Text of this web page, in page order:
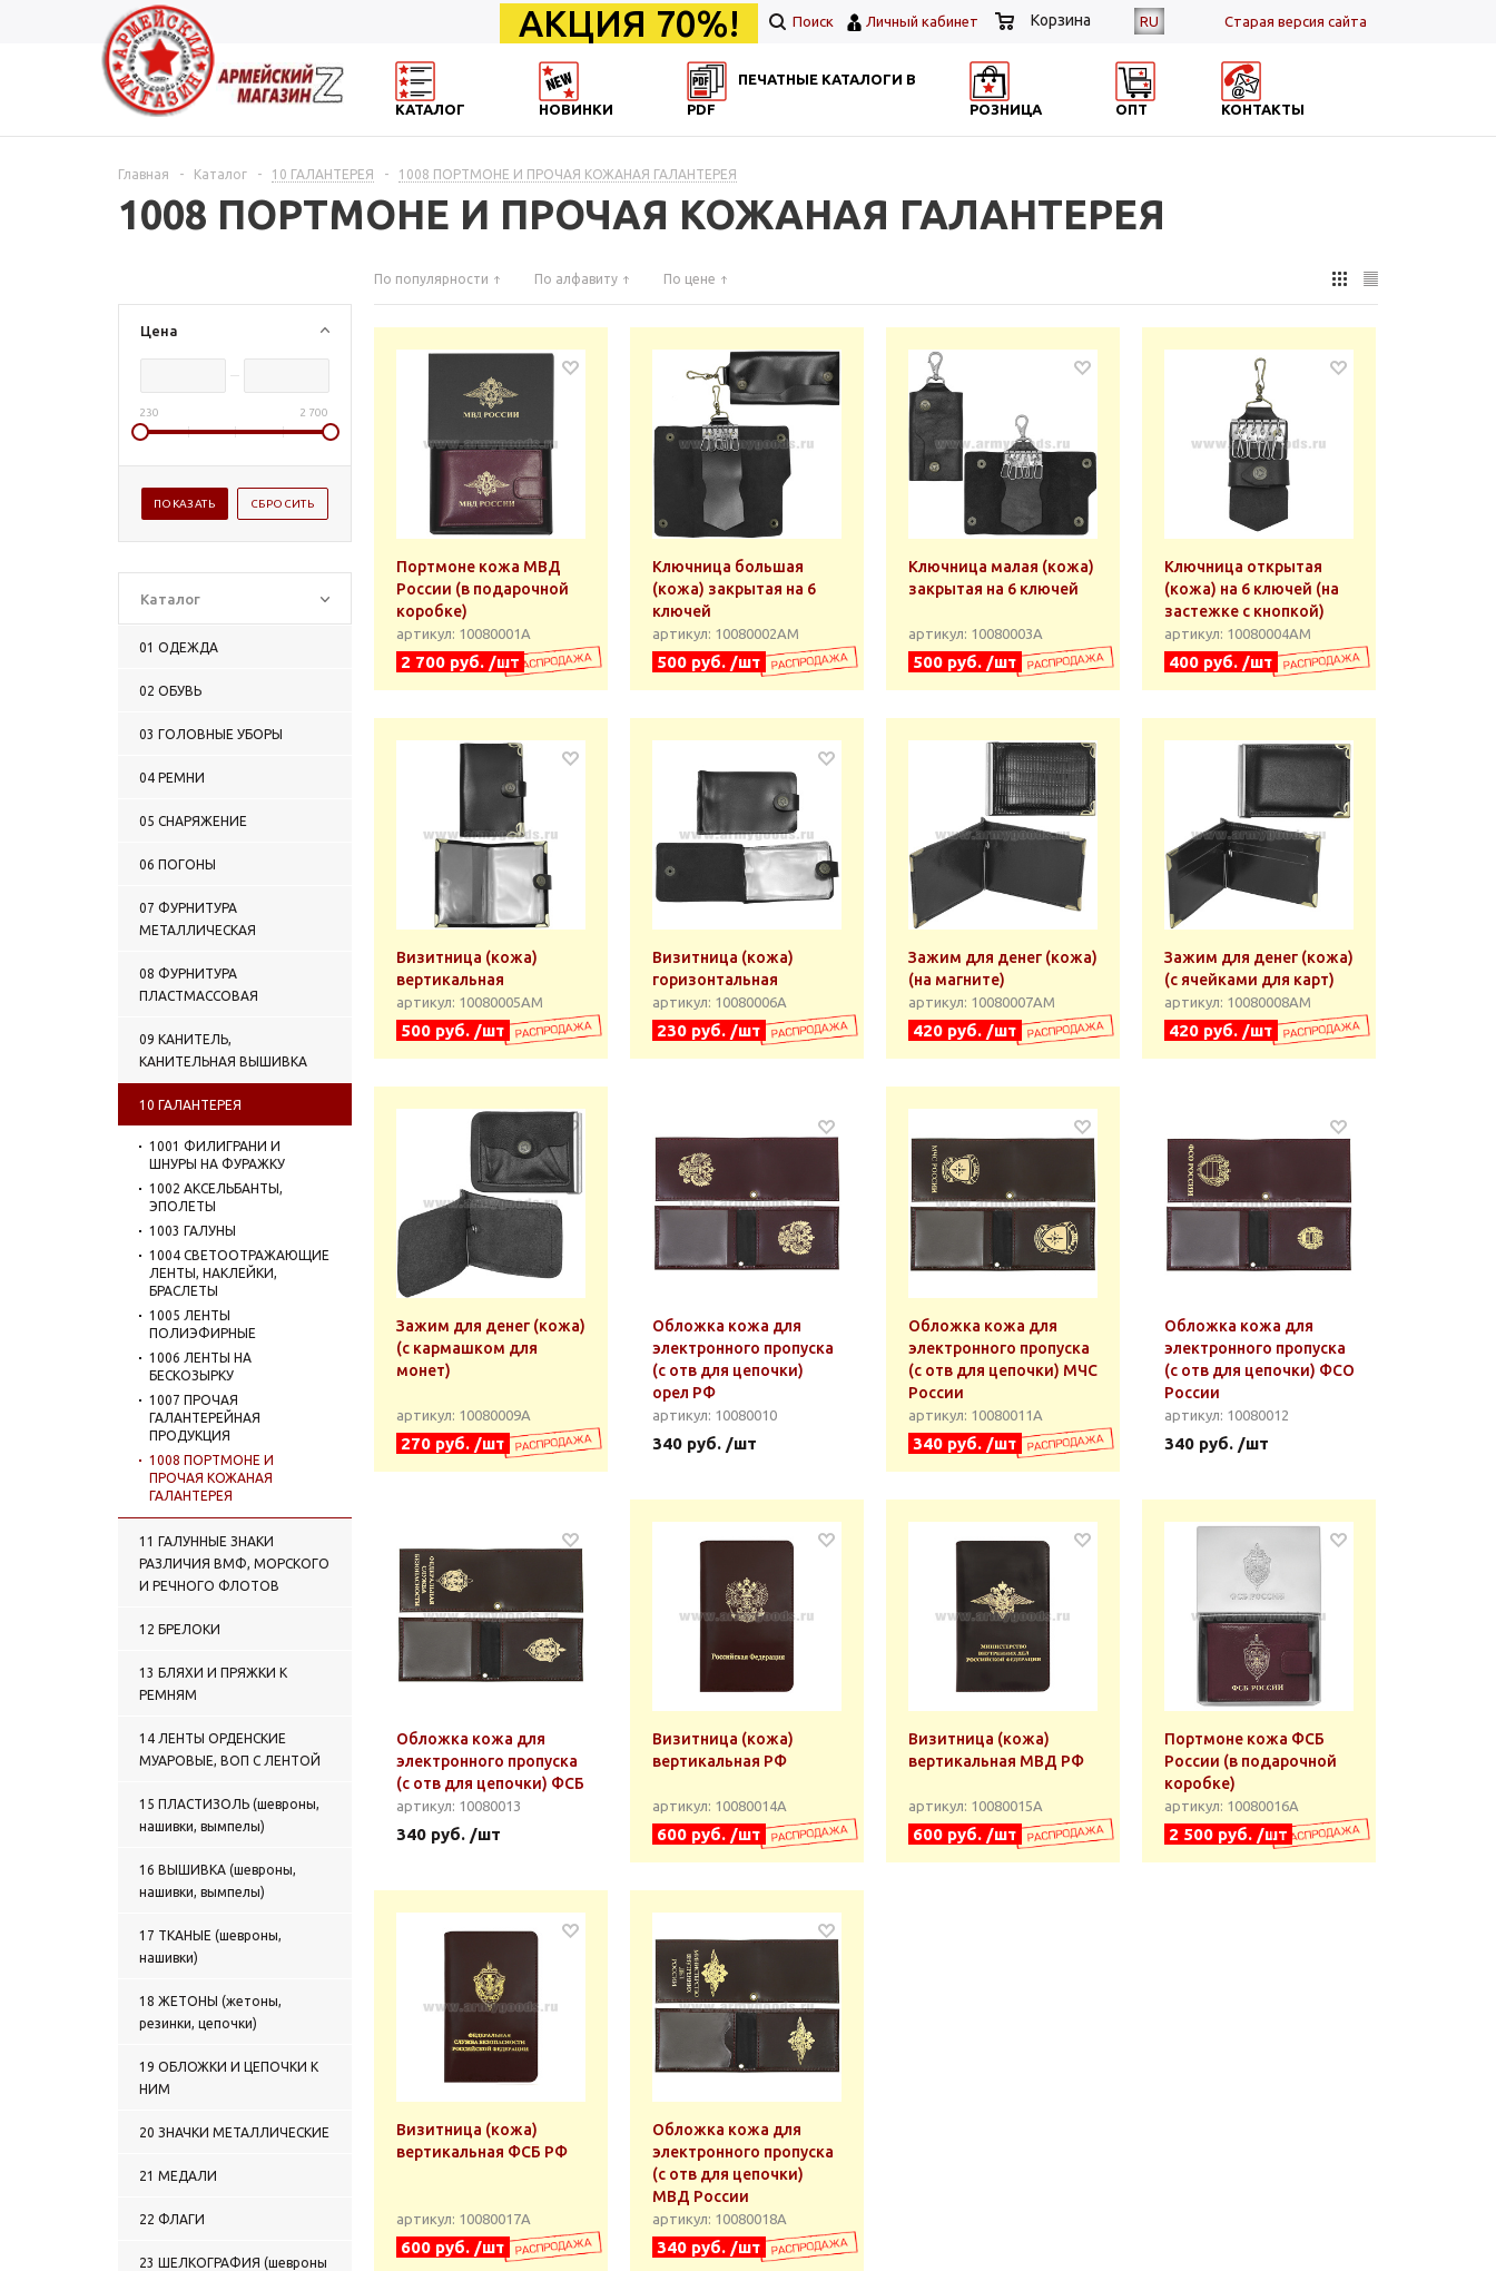
RU Cтарая версия сайта
АКЦИЯ 70%! Поиск Личный кабинет Корзина
КАТАЛОГ НОВИНКИ
ПЕЧАТНЫЕ КАТАЛОГИ В
PDF
РОЗНИЦА ОПТ КОНТАКТЫ
Главная - Каталог - 10 ГАЛАНТЕРЕЯ - 1008 ПОРТМОНЕ И ПРОЧАЯ КОЖАНАЯ ГАЛАНТЕРЕЯ
1008 ПОРТМОНЕ И ПРОЧАЯ КОЖАНАЯ ГАЛАНТЕРЕЯ
Цена
230 2 700
Каталог
01 ОДЕЖДА
02 ОБУВЬ
03 ГОЛОВНЫЕ УБОРЫ
04 РЕМНИ
05 СНАРЯЖЕНИЕ
06 ПОГОНЫ
07 ФУРНИТУРА
МЕТАЛЛИЧЕСКАЯ
08 ФУРНИТУРА
ПЛАСТМАССОВАЯ
09 КАНИТЕЛЬ,
КАНИТЕЛЬНАЯ ВЫШИВКА
10 ГАЛАНТЕРЕЯ
1001 ФИЛИГРАНИ И
ШНУРЫ НА ФУРАЖКУ
1002 АКСЕЛЬБАНТЫ,
ЭПОЛЕТЫ
1003 ГАЛУНЫ
1004 СВЕТООТРАЖАЮЩИЕ
ЛЕНТЫ, НАКЛЕЙКИ,
БРАСЛЕТЫ
1005 ЛЕНТЫ
ПОЛИЭФИРНЫЕ
1006 ЛЕНТЫ НА
БЕСКОЗЫРКУ
1007 ПРОЧАЯ
ГАЛАНТЕРЕЙНАЯ
ПРОДУКЦИЯ
1008 ПОРТМОНЕ И
ПРОЧАЯ КОЖАНАЯ
ГАЛАНТЕРЕЯ
11 ГАЛУННЫЕ ЗНАКИ
РАЗЛИЧИЯ ВМФ, МОРСКОГО
И РЕЧНОГО ФЛОТОВ
12 БРЕЛОКИ
13 БЛЯХИ И ПРЯЖКИ К
РЕМНЯМ
14 ЛЕНТЫ ОРДЕНСКИЕ
МУАРОВЫЕ, ВОП С ЛЕНТОЙ
15 ПЛАСТИЗОЛЬ (шевроны,
нашивки, вымпелы)
16 ВЫШИВКА (шевроны,
нашивки, вымпелы)
17 ТКАНЫЕ (шевроны,
нашивки)
18 ЖЕТОНЫ (жетоны,
резинки, цепочки)
19 ОБЛОЖКИ И ЦЕПОЧКИ К
НИМ
20 ЗНАЧКИ МЕТАЛЛИЧЕСКИЕ
21 МЕДАЛИ
22 ФЛАГИ
23 ШЕЛКОГРАФИЯ (шевроны
По популярности По алфавиту По цене
Портмоне кожа МВД
России (в подарочной
коробке)
артикул: 10080001А
2 700 руб. /шт
Ключница большая
(кожа) закрытая на 6
ключей
артикул: 10080002АМ
500 руб. /шт
Ключница малая (кожа)
закрытая на 6 ключей
артикул: 10080003А
500 руб. /шт
Ключница открытая
(кожа) на 6 ключей (на
застежке с кнопкой)
артикул: 10080004АМ
400 руб. /шт
Визитница (кожа)
вертикальная
артикул: 10080005АМ
500 руб. /шт
Визитница (кожа)
горизонтальная
артикул: 10080006А
230 руб. /шт
Зажим для денег (кожа)
(на магните)
артикул: 10080007АМ
420 руб. /шт
Зажим для денег (кожа)
(с ячейками для карт)
артикул: 10080008АМ
420 руб. /шт
Зажим для денег (кожа)
(с кармашком для
монет)
артикул: 10080009А
270 руб. /шт
Обложка кожа для
электронного пропуска
(с отв для цепочки)
орел РФ
артикул: 10080010
340 руб. /шт
Обложка кожа для
электронного пропуска
(с отв для цепочки) МЧС
России
артикул: 10080011А
340 руб. /шт
Обложка кожа для
электронного пропуска
(с отв для цепочки) ФСО
России
артикул: 10080012
340 руб. /шт
Обложка кожа для
электронного пропуска
(с отв для цепочки) ФСБ
артикул: 10080013
340 руб. /шт
Визитница (кожа)
вертикальная РФ
артикул: 10080014А
600 руб. /шт
Визитница (кожа)
вертикальная МВД РФ
артикул: 10080015А
600 руб. /шт
Портмоне кожа ФСБ
России (в подарочной
коробке)
артикул: 10080016А
2 500 руб. /шт
Визитница (кожа)
вертикальная ФСБ РФ
артикул: 10080017А
600 руб. /шт
Обложка кожа для
электронного пропуска
(с отв для цепочки)
МВД России
артикул: 10080018А
340 руб. /шт